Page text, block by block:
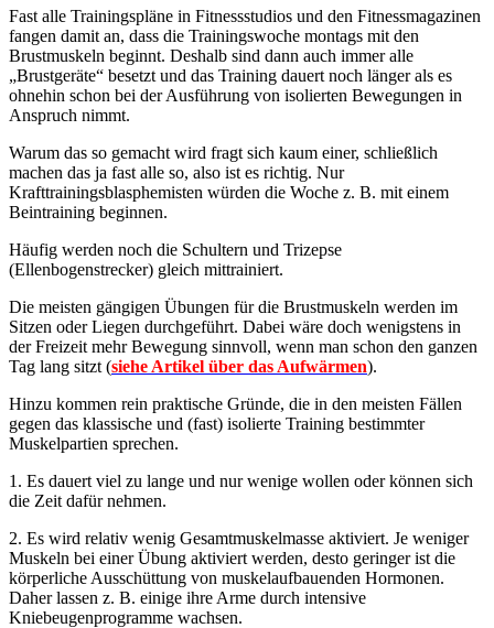
Fast alle Trainingspläne in Fitnessstudios und den Fitnessmagazinen
fangen damit an, dass die Trainingswoche montags mit den
Brustmuskeln beginnt. Deshalb sind dann auch immer alle
„Brustgeräte“ besetzt und das Training dauert noch länger als es
ohnehin schon bei der Ausführung von isolierten Bewegungen in
Anspruch nimmt.
Warum das so gemacht wird fragt sich kaum einer, schließlich
machen das ja fast alle so, also ist es richtig. Nur
Krafttrainingsblasphemisten würden die Woche z. B. mit einem
Beintraining beginnen.
Häufig werden noch die Schultern und Trizepse
(Ellenbogenstrecker) gleich mittrainiert.
Die meisten gängigen Übungen für die Brustmuskeln werden im
Sitzen oder Liegen durchgeführt. Dabei wäre doch wenigstens in
der Freizeit mehr Bewegung sinnvoll, wenn man schon den ganzen
Tag lang sitzt (siehe Artikel über das Aufwärmen).
Hinzu kommen rein praktische Gründe, die in den meisten Fällen
gegen das klassische und (fast) isolierte Training bestimmter
Muskelpartien sprechen.
1. Es dauert viel zu lange und nur wenige wollen oder können sich
die Zeit dafür nehmen.
2. Es wird relativ wenig Gesamtmuskelmasse aktiviert. Je weniger
Muskeln bei einer Übung aktiviert werden, desto geringer ist die
körperliche Ausschüttung von muskelaufbauenden Hormonen.
Daher lassen z. B. einige ihre Arme durch intensive
Kniebeugenprogramme wachsen.